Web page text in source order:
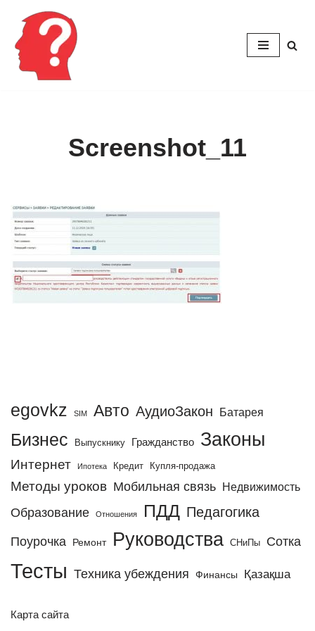
Перейти
содержимому
Screenshot_11
egovkz SIM Авто АудиоЗакон Батарея
Бизнес Выпускнику Гражданство Законы
Интернет Ипотека Кредит Купля-продажа
Методы уроков Мобильная связь Недвижимость
Образование Отношения ПДД Педагогика
Поурочка Ремонт Руководства СНиПы Сотка
Тесты Техника убеждения Финансы Қазақша
Карта сайта